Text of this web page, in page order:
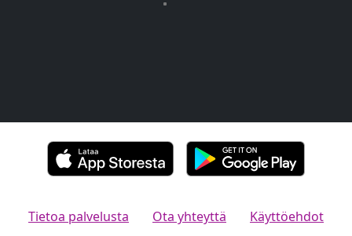
Tietoa palvelusta Ota yhteyttä Käyttöehdot